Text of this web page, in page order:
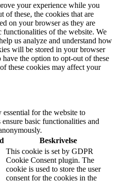
your experience while you
of these, the cookies that are
on your browser as they are
of the website. We
us analyze and understand how
will be stored in your browser
the option to opt-out of these
these cookies may affect your
essential for the website to
basic functionalities and
Beskrivelse
This cookie is set by GDPR
Cookie Consent plugin. The
cookie is used to store the user
consent for the cookies in the